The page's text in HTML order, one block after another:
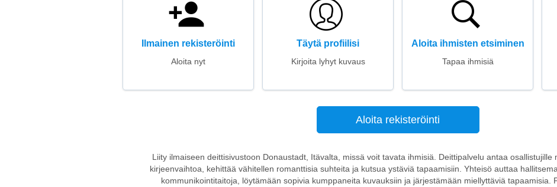
Ilmainen rekisteröinti
Aloita nyt
Täytä profiilisi
Kirjoita lyhyt kuvaus
Aloita ihmisten etsiminen
Tapaa ihmisiä
Aloita rekisteröinti
Liity ilmaiseen deittisivustoon Donaustadt, Itävalta, missä voit tavata ihmisiä. Deittipalvelu antaa osallistujille
kirjeenvaihtoa, kehittää vähitellen romanttisia suhteita ja kutsua ystäviä tapaamisiin. Yhteisö auttaa
kommunikointitaitoja, löytämään sopivia kumppaneita kuvauksiin ja järjestämään miellyttäviä tapaamisia.